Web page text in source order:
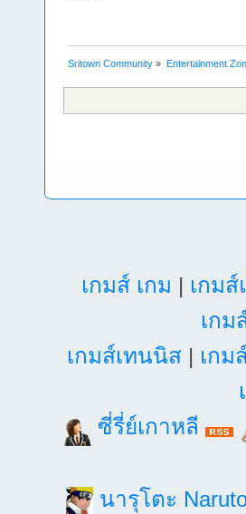
Sritown Community » Entertainment
เกมส์ เกม | เกม
เกม
เกมส์เทนนิส| เกม
ซี่รี่ย์เกาหลี
นารุโตะ